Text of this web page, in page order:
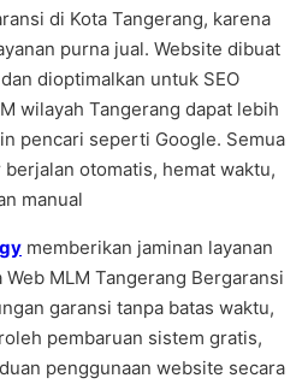
di Kota Tangerang, karena
purna jual. Website dibuat
dioptimalkan untuk SEO
wilayah Tangerang dapat lebih
pencari seperti Google. Semua
otomatis, hemat waktu,
manual
memberikan jaminan layanan
MLM Tangerang Bergaransi
garansi tanpa batas waktu,
pembaruan sistem gratis,
penggunaan website secara